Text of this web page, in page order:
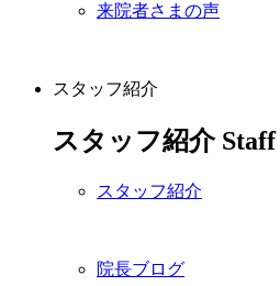
来院者さまの声
スタッフ紹介
スタッフ紹介 Staff
スタッフ紹介
院長ブログ